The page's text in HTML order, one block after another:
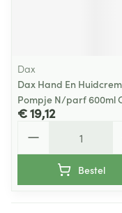
Dax
Dax Hand En
Pompje N/parf 600ml
€ 19,12
Bestel